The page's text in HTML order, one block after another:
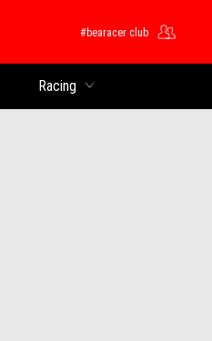
#bearacer club
Racing